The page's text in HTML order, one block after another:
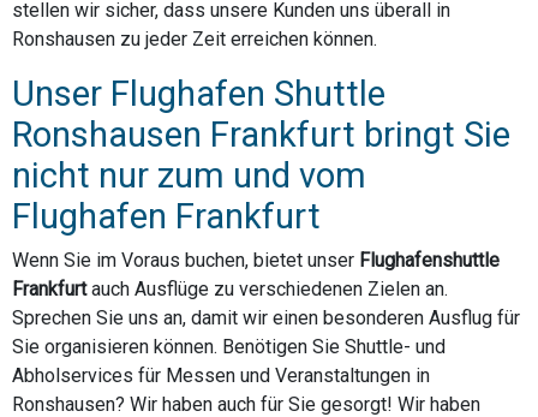
stellen wir sicher, dass unsere Kunden uns überall in
Ronshausen zu jeder Zeit erreichen können.
Unser Flughafen Shuttle
Ronshausen Frankfurt bringt Sie
nicht nur zum und vom
Flughafen Frankfurt
Wenn Sie im Voraus buchen, bietet unser Flughafenshuttle
Frankfurtauch Ausflüge zu verschiedenen Zielen an.
Sprechen Sie uns an, damit wir einen besonderen Ausflug für
Sie organisieren können. Benötigen Sie Shuttle- und
Abholservices für Messen und Veranstaltungen in
Ronshausen? Wir haben auch für Sie gesorgt! Wir haben